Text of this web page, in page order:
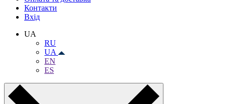
Контакти
Вхiд
UA
RU
UA
EN
ES